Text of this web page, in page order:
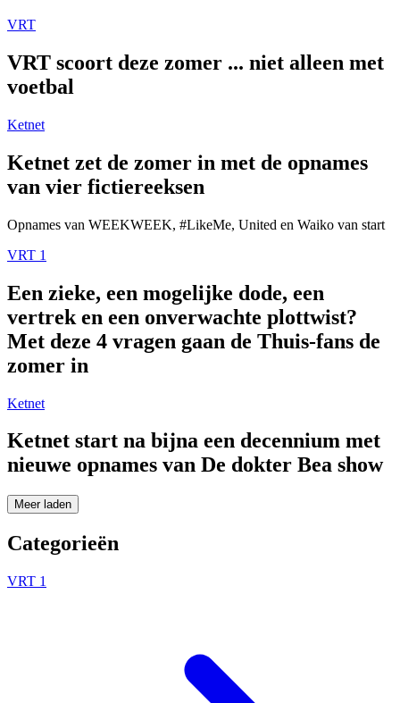
VRT
VRT scoort deze zomer ... niet alleen met
voetbal
Ketnet
Ketnet zet de zomer in met de opnames
van vier fictiereeksen
Opnames van WEEKWEEK, #LikeMe, United en Waiko van start
VRT 1
Een zieke, een mogelijke dode, een
vertrek en een onverwachte plottwist?
Met deze 4 vragen gaan de Thuis-fans de
zomer in
Ketnet
Ketnet start na bijna een decennium met
nieuwe opnames van De dokter Bea show
Meer laden
Categorieën
VRT 1